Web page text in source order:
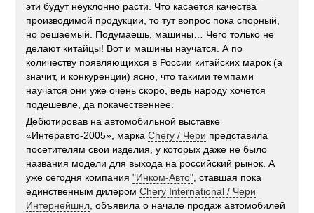
эти будут неуклонно расти. Что касается качества
производимой продукции, то тут вопрос пока спорный,
но решаемый. Подумаешь, машины… Чего только не
делают китайцы! Вот и машины научатся. А по
количеству появляющихся в России китайских марок (а
значит, и конкуренции) ясно, что такими темпами
научатся они уже очень скоро, ведь народу хочется
подешевле, да покачественнее.
Дебютировав на автомобильной выставке
«Интеравто-2005», маркаChery / Чери представила
посетителям свои изделия, у которых даже не было
названия модели для выхода на российский рынок. А
уже сегодня компания"Инком-Авто" , ставшая пока
единственным дилеромChery International / Чери
Интернейшнл , объявила о начале продаж автомобилей